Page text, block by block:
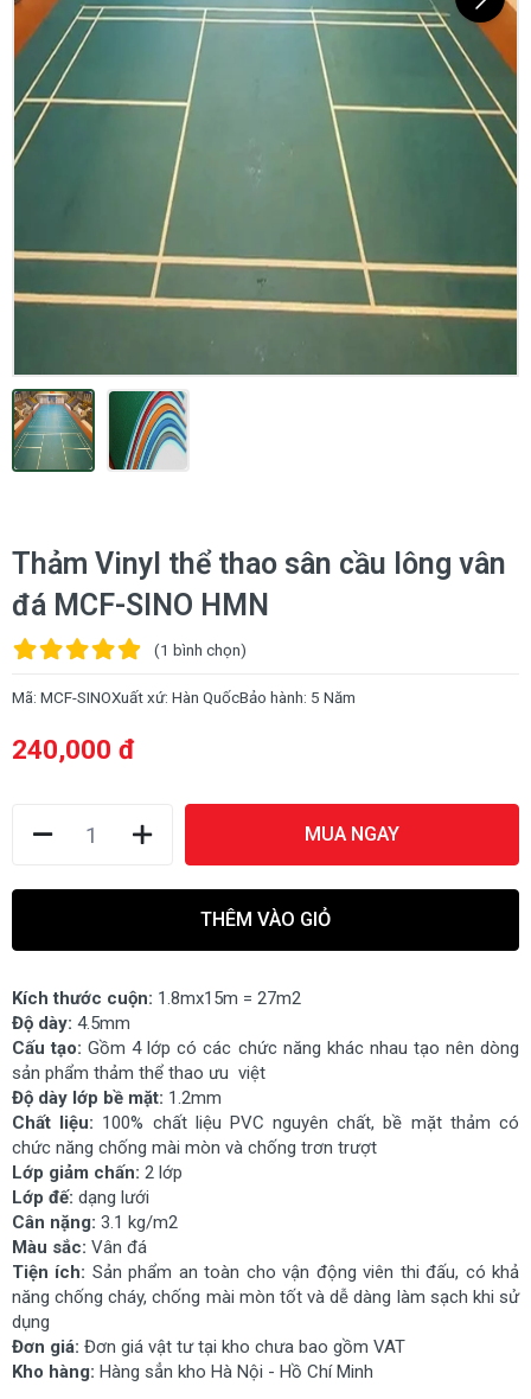
Thảm Vinyl thể thao sân cầu lông vân
đá MCF-SINO HMN
(1 bình chọn)
Mã: MCF-SINOXuất xứ: Hàn QuốcBảo hành: 5 Năm
240,000 đ
MUA NGAY
THÊM VÀO GIỎ
Kích thước cuộn: 1.8mx15m = 27m2
Độ dày: 4.5mm
Cấu tạo: Gồm 4 lớp có các chức năng khác nhau tạo nên dòng
sản phẩm thảm thể thao ưu việt
Độ dày lớp bề mặt: 1.2mm
Chất liệu: 100% chất liệu PVC nguyên chất, bề mặt thảm có
chức năng chống mài mòn và chống trơn trượt
Lớp giảm chấn: 2 lớp
Lớp đế: dạng lưới
Cân nặng: 3.1 kg/m2
Màu sắc: Vân đá
Tiện ích: Sản phẩm an toàn cho vận động viên thi đấu, có khả
năng chống cháy, chống mài mòn tốt và dễ dàng làm sạch khi sử
dụng
Đơn giá: Đơn giá vật tư tại kho chưa bao gồm VAT
Kho hàng: Hàng sẳn kho Hà Nội - Hồ Chí Minh